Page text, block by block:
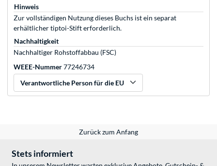
Hinweis
Zur vollständigen Nutzung dieses Buchs ist ein separat
erhältlicher tiptoi-Stift erforderlich.
Nachhaltigkeit
Nachhaltiger Rohstoffabbau (FSC)
WEEE-Nummer77246734
Verantwortliche Person für die EU
Zurück zum Anfang
Stets informiert